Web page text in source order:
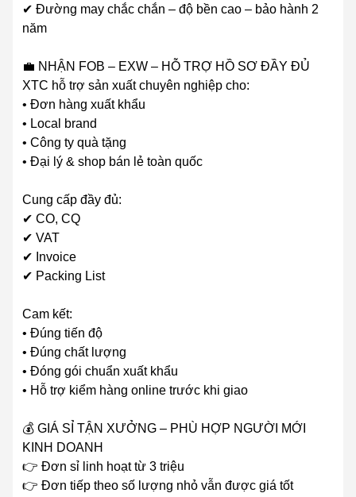
✔ Đường may chắc chắn – độ bền cao – bảo hành 2
năm
💼 NHẬN FOB – EXW – HỖ TRỢ HỒ SƠ ĐẦY ĐỦ
XTC hỗ trợ sản xuất chuyên nghiệp cho:
• Đơn hàng xuất khẩu
• Local brand
• Công ty quà tặng
• Đại lý & shop bán lẻ toàn quốc
Cung cấp đầy đủ:
✔ CO, CQ
✔ VAT
✔ Invoice
✔ Packing List
Cam kết:
• Đúng tiến độ
• Đúng chất lượng
• Đóng gói chuẩn xuất khẩu
• Hỗ trợ kiểm hàng online trước khi giao
💰 GIÁ SỈ TẬN XƯỞNG – PHÙ HỢP NGƯỜI MỚI
KINH DOANH
👉 Đơn sỉ linh hoạt từ 3 triệu
👉 Đơn tiếp theo số lượng nhỏ vẫn được giá tốt